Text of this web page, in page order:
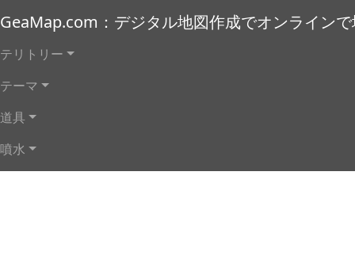
GeaMap.com：デジタル地図作成でオンライン
メインナビゲーション
テリトリー
テーマ
道具
噴水